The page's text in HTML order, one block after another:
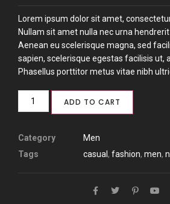
Lorem ipsum dolor sit amet,
Nullam sit amet nulla nec urna
Aenean eu scelerisque magna, sed
sapien, scelerisque egestas facilisis ut,
Phasellus porttitor metus vitae nibh
ADD TO CART
Category
Men
Tags
casual , fashion, men,